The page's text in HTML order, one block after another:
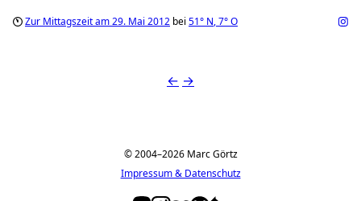
Zur Mittagszeit am 29. Mai 2012 bei 51° N,7°O
← →
© 2004–2026 Marc Görtz
Impressum & Datenschutz